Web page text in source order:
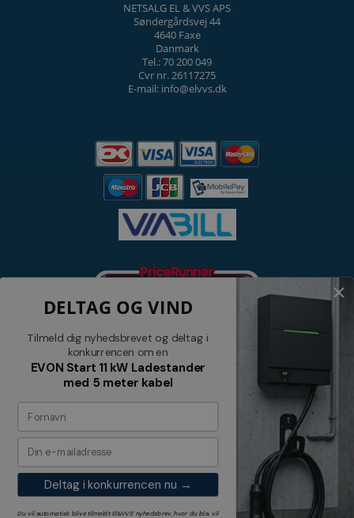
NETSALG EL & VVS APS
Søndergårdsvej 44
4640 Faxe
Danmark
Tel.: 70 200 049
Cvr nr. 26117275
E-mail: info@elvvs.dk
Nyhedsbrev
Tilmeld dig vores nyhedsbrev og
modtag relevante tilbud og nyheder
Tilmeld
DELTAG OG VIND
Tilmeld dig nyhedsbrevet og deltag i
konkurrencen om en
EVON Start 11 kW Ladestander
med 5 meter kabel
Deltag i konkurrencen nu →
Du vil automatisk blive tilmeldt El&VVS' nyhedsbrev, hvor du bl.a. vil